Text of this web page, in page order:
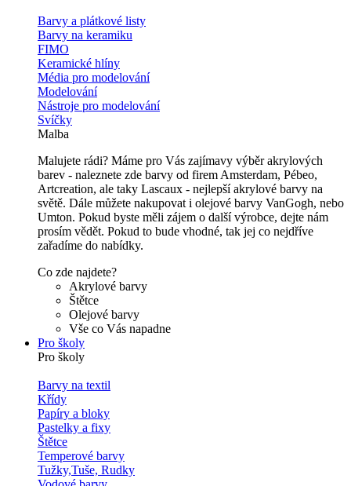
Barvy a plátkové listy
Barvy na keramiku
FIMO
Keramické hlíny
Média pro modelování
Modelování
Nástroje pro modelování
Svíčky
Malba
Malujete rádi? Máme pro Vás zajímavy výběr akrylových
barev - naleznete zde barvy od firem Amsterdam, Pébeo,
Artcreation, ale taky Lascaux - nejlepší akrylové barvy na
světě. Dále můžete nakupovat i olejové barvy VanGogh, nebo
Umton. Pokud byste měli zájem o další výrobce, dejte nám
prosím vědět. Pokud to bude vhodné, tak jej co nejdříve
zařadíme do nabídky.
Co zde najdete?
Akrylové barvy
Štětce
Olejové barvy
Vše co Vás napadne
Pro školy
Pro školy
Barvy na textil
Křídy
Papíry a bloky
Pastelky a fixy
Štětce
Temperové barvy
Tužky,Tuše, Rudky